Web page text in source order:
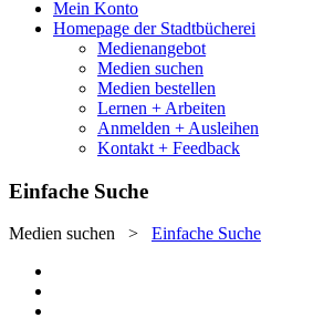
Mein Konto
Homepage der Stadtbücherei
Medienangebot
Medien suchen
Medien bestellen
Lernen + Arbeiten
Anmelden + Ausleihen
Kontakt + Feedback
Einfache Suche
Medien suchen > Einfache Suche